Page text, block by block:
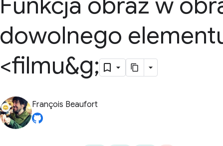
dowolnego
<filmu&g;
François Beaufort